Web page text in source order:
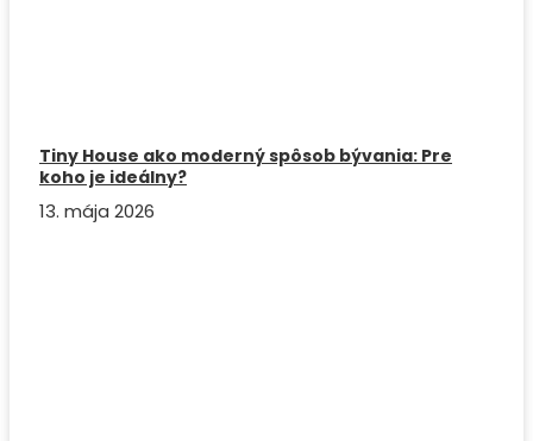
Tiny House ako moderný spôsob bývania: Pre
koho je ideálny?
13. mája 2026